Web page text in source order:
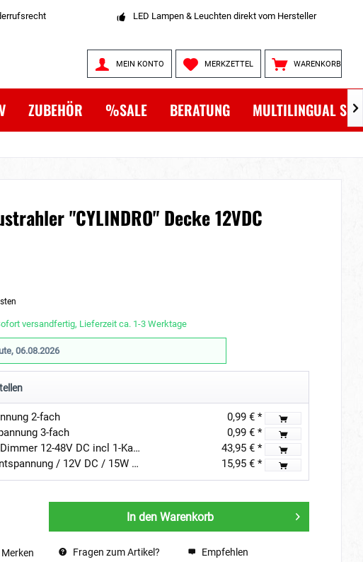
LED Lampen & Leuchten direkt vom Hersteller
WARENKORB
MERKZETTEL
MEIN KONTO
ZUBEHÖR %SALE BERATUNG MULTILINGUAL 
"CYLINDRO" Decke 12VDC
versandfertig, Lieferzeit ca. 1-3 Werktage
06.08.2026
2-fach
0,99 € *
3-fach
0,99 € *
"INATUS" SET - LED Dimmer 12-48V DC incl 1-Kanal Fernbedienung
43,95 € *
LED Netzteil Konstantspannung / 12V DC / 15W Ultra Slim Flach IP44
15,95 € *
In den Warenkorb
Merken Fragen zum Artikel? Empfehlen